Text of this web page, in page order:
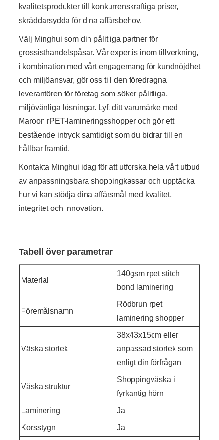
kvalitetsprodukter till konkurrenskraftiga priser,
skräddarsydda för dina affärsbehov.
Välj Minghui som din pålitliga partner för
grossisthandelspåsar. Vår expertis inom tillverkning,
i kombination med vårt engagemang för kundnöjdhet
och miljöansvar, gör oss till den föredragna
leverantören för företag som söker pålitliga,
miljövänliga lösningar. Lyft ditt varumärke med
Maroon rPET-lamineringsshopper och gör ett
bestående intryck samtidigt som du bidrar till en
hållbar framtid.
Kontakta Minghui idag för att utforska hela vårt utbud
av anpassningsbara shoppingkassar och upptäcka
hur vi kan stödja dina affärsmål med kvalitet,
integritet och innovation.
Tabell över parametrar
Material
140gsm rpet stitch
bond laminering
Föremålsnamn
Rödbrun rpet
laminering shopper
Väska storlek
38x43x15cm eller
anpassad storlek som
enligt din förfrågan
Väska struktur
Shoppingväska i
fyrkantig hörn
Laminering Ja
Korsstygn Ja